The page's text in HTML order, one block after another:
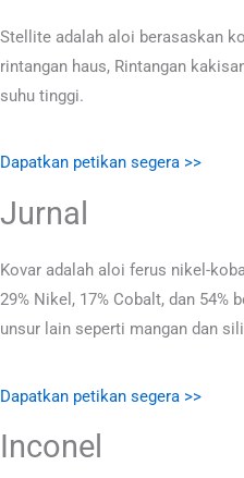
Stellite adalah aloi berasaskan
rintangan haus, Rintangan
suhu tinggi.
Dapatkan petikan segera >>
Jurnal
Kovar adalah aloi ferus nikel-
29% Nikel, 17% Cobalt, dan 54%
unsur lain seperti mangan dan
Dapatkan petikan segera >>
Inconel